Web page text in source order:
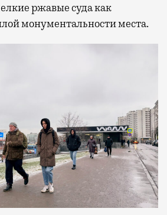
ржавые суда как
монументальности места.